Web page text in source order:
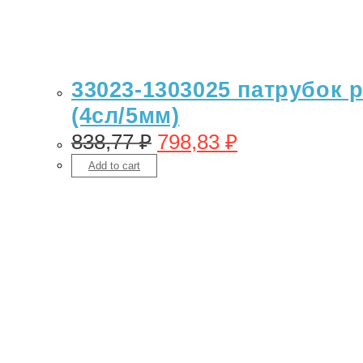
33023-1303025 патрубок
(4сл/5мм)
838,77₽ 798,83 ₽
Add to cart